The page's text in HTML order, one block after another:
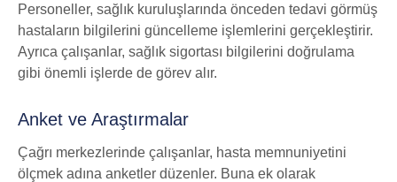
Personeller, sağlık kuruluşlarında önceden tedavi görmüş
hastaların bilgilerini güncelleme işlemlerini gerçekleştirir.
Ayrıca çalışanlar, sağlık sigortası bilgilerini doğrulama
gibi önemli işlerde de görev alır.
Anket ve Araştırmalar
Çağrı merkezlerinde çalışanlar, hasta memnuniyetini
ölçmek adına anketler düzenler. Buna ek olarak